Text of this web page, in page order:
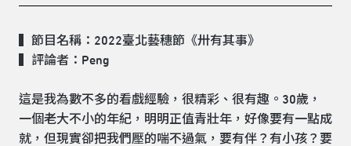
▍節目名稱：2022臺北藝穗節 《卅有其事》
▍評論者：Peng
這是我為數不多的看戲經驗，很精彩、很有趣。30歲，
一個老大不小的年紀，明明正值青壯年，好像要有一點成
就，但現實卻把我們壓的喘不過氣，要有伴？有小孩？要